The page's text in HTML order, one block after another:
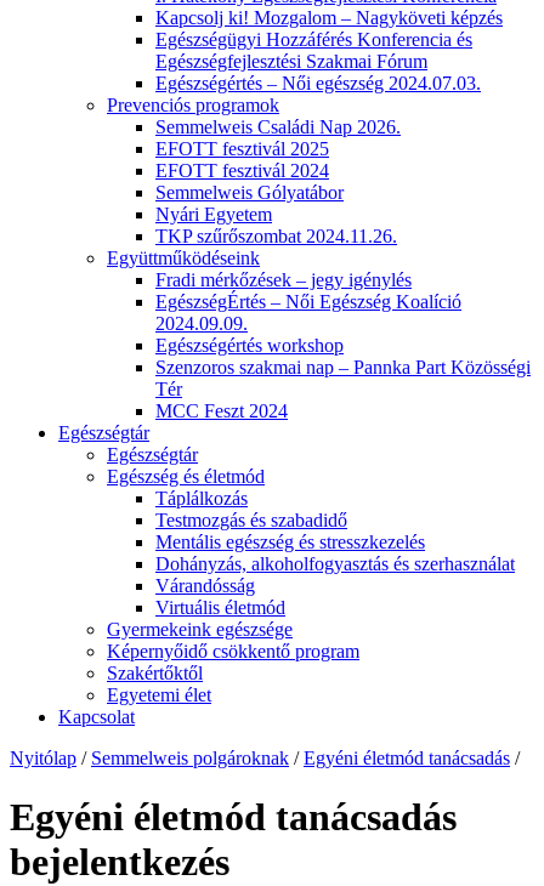
Kapcsolj ki! Mozgalom – Nagyköveti képzés
Egészségügyi Hozzáférés Konferencia és
Egészségfejlesztési Szakmai Fórum
Egészségértés – Női egészség 2024.07.03.
Prevenciós programok
Semmelweis Családi Nap 2026.
EFOTT fesztivál 2025
EFOTT fesztivál 2024
Semmelweis Gólyatábor
Nyári Egyetem
TKP szűrőszombat 2024.11.26.
Együttműködéseink
Fradi mérkőzések – jegy igénylés
EgészségÉrtés – Női Egészség Koalíció
2024.09.09.
Egészségértés workshop
Szenzoros szakmai nap – Pannka Part Közösségi
Tér
MCC Feszt 2024
Egészségtár
Egészségtár
Egészség és életmód
Táplálkozás
Testmozgás és szabadidő
Mentális egészség és stresszkezelés
Dohányzás, alkoholfogyasztás és szerhasználat
Várandósság
Virtuális életmód
Gyermekeink egészsége
Képernyőidő csökkentő program
Szakértőktől
Egyetemi élet
Kapcsolat
Nyitólap / Semmelweis polgároknak / Egyéni életmód tanácsadás /
Egyéni életmód tanácsadás
bejelentkezés